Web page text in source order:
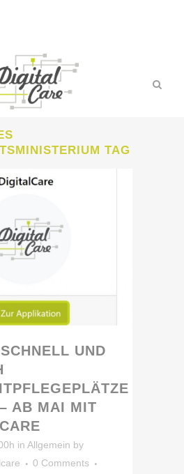
TAG
SCHNELL UND
AB MAI MIT
in Allgemein by
0 Comments